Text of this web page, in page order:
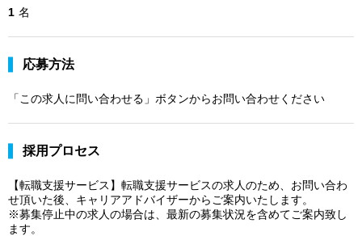
1 名
応募方法
「この求人に問い合わせる」ボタンからお問い合わせください
採用プロセス
【転職支援サービス】転職支援サービスの求人のため、お問い合わ
せ頂いた後、キャリアアドバイザーからご案内いたします。
※募集停止中の求人の場合は、最新の募集状況を含めてご案内致し
ます。